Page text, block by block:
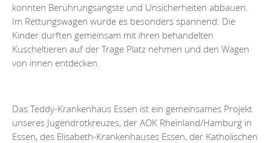
konnten Berührungsängste und Unsicherheiten abbauen.
Im Rettungswagen wurde es besonders spannend: Die
Kinder durften gemeinsam mit ihren behandelten
Kuscheltieren auf der Trage Platz nehmen und den Wagen
von innen entdecken.
Das Teddy-Krankenhaus Essen ist ein gemeinsames Projekt
unseres Jugendrotkreuzes, der AOK Rheinland/Hamburg in
Essen, des Elisabeth-Krankenhauses Essen, der Katholischen